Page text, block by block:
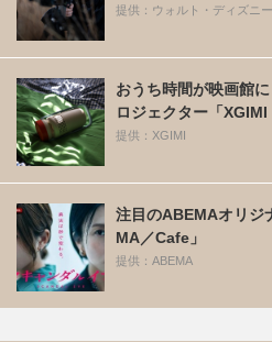
提供：ウォルト・ディズニ
おうち時間が映画館
ロジェクター「XGIMI
提供：XGIMI
注目のABEMAオリジ
MA／Cafe」
提供：ABEMA